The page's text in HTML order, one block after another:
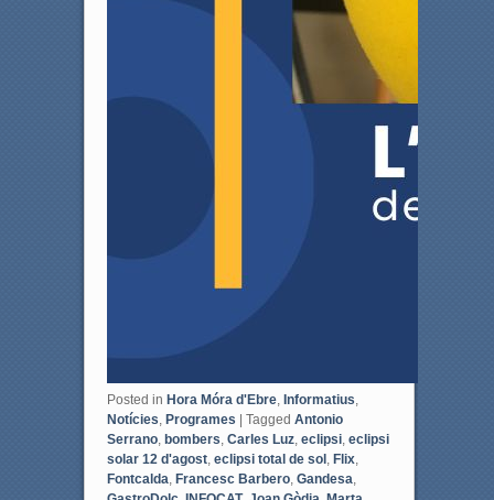
Posted in Hora Móra d'Ebre, Informatius,
Notícies, Programes Tagged Antonio
Serrano, bombers, Carles Luz, eclipsi, eclipsi
solar 12 d'agost, eclipsi total de sol , Flix,
Fontcalda, Francesc Barbero, Gandesa,